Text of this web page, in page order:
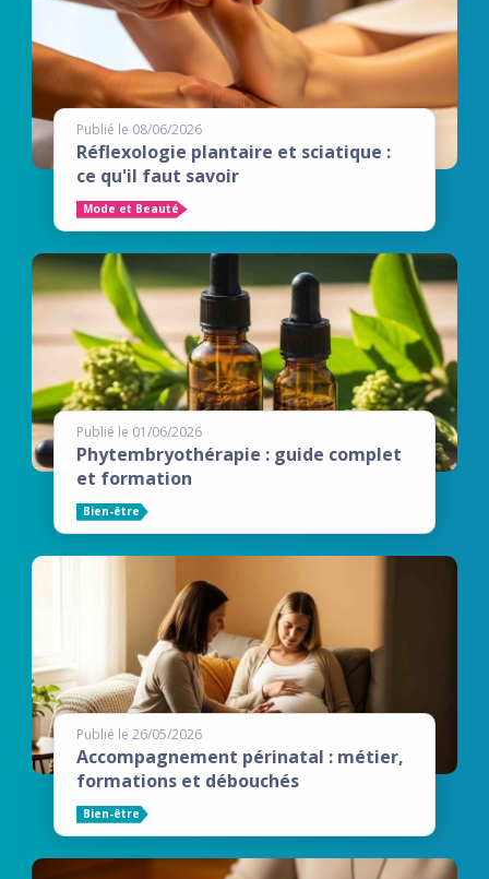
Publié le 08/06/2026
Réflexologie plantaire et sciatique :
ce qu'il faut savoir
Mode et Beauté
Publié le 01/06/2026
Phytembryothérapie : guide complet
et formation
Bien-être
Publié le 26/05/2026
Accompagnement périnatal : métier,
formations et débouchés
Bien-être